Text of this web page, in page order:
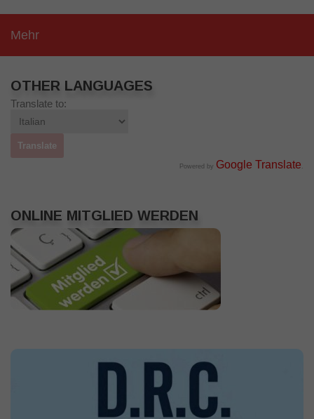
Mehr
OTHER LANGUAGES
Translate to:
Powered by Google Translate .
ONLINE MITGLIED WERDEN